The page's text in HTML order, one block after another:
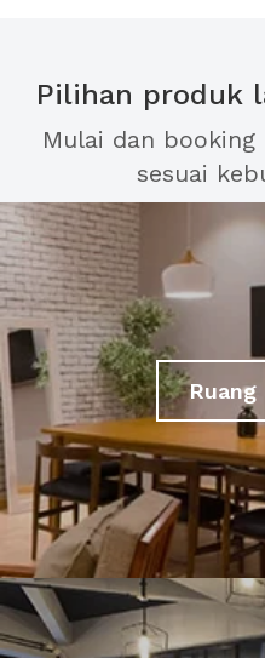
Pilihan produk
Mulai dan
sesuai